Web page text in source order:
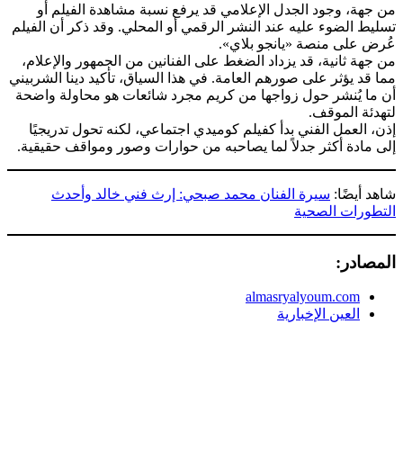
من جهة، وجود الجدل الإعلامي قد يرفع نسبة مشاهدة الفيلم أو
تسليط الضوء عليه عند النشر الرقمي أو المحلي. وقد ذكر أن الفيلم
عُرض على منصة «يانجو بلاي».
من جهة ثانية، قد يزداد الضغط على الفنانين من الجمهور والإعلام،
مما قد يؤثر على صورهم العامة. في هذا السياق، تأكيد دينا الشربيني
أن ما يُنشر حول زواجها من كريم مجرد شائعات هو محاولة واضحة
لتهدئة الموقف.
إذن، العمل الفني بدأ كفيلم كوميدي اجتماعي، لكنه تحول تدريجيًا
إلى مادة أكثر جدلاً لما يصاحبه من حوارات وصور ومواقف حقيقية.
شاهد أيضًا: سيرة الفنان محمد صبحي: إرث فني خالد وأحدث
التطورات الصحية
المصادر:
almasryalyoum.com
العين الإخبارية